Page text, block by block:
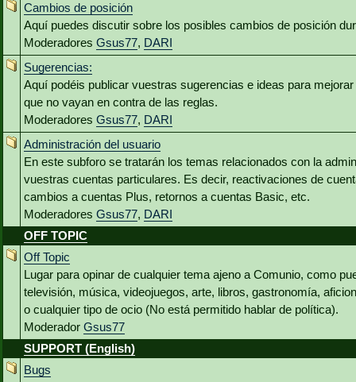
Cambios de posición
Aquí puedes discutir sobre los posibles cambios de posición
Moderadores Gsus77, DARI
Sugerencias:
Aquí podéis publicar vuestras sugerencias e ideas para
que no vayan en contra de las reglas.
Moderadores Gsus77, DARI
Administración del usuario
En este subforo se tratarán los temas relacionados con la
vuestras cuentas particulares. Es decir, reactivaciones de
cambios a cuentas Plus, retornos a cuentas Basic, etc.
Moderadores Gsus77, DARI
OFF TOPIC
Off Topic
Lugar para opinar de cualquier tema ajeno a Comunio, como
televisión, música, videojuegos, arte, libros, gastronomía,
o cualquier tipo de ocio (No está permitido hablar de política).
Moderador Gsus77
SUPPORT (English)
Bugs